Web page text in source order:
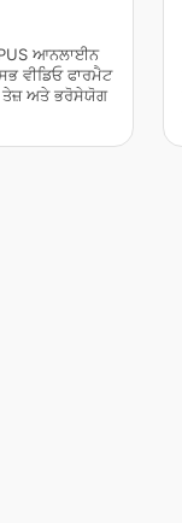
ਆਨਲਾਈਨ
ਵੀਡਿਓ ਫਾਰਮੈਟ
ਤੇਜ਼ ਅਤੇ ਭਰੋਸੇਯੋਗ